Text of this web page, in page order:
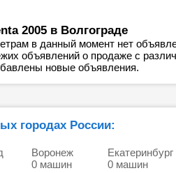
2005 в Волгограде
в данный момент нет
объявлений о продаже с
новые объявления.
городах России:
Воронеж
0 машин
Екатеринбург
0 машин